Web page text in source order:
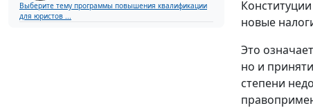
Выберите тему программы повышения квалификации
для юристов ...
новые
Это
но и
степени